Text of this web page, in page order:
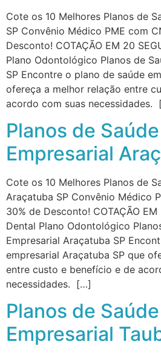
Cote os 10 Melhores Planos de
SP Convênio Médico PME com
Desconto! COTAÇÃO EM 20
Plano Odontológico Planos de
SP Encontre o plano de saúde
ofereça a melhor relação entre
acordo com suas necessidades.
Planos de Saúde
Empresarial
Cote os 10 Melhores Planos de
Araçatuba SP Convênio Médico
30% de Desconto! COTAÇÃO
Dental Plano Odontológico
Empresarial Araçatuba SP
empresarial Araçatuba SP que
entre custo e benefício e de
necessidades. […]
Planos de Saúde
Empresarial